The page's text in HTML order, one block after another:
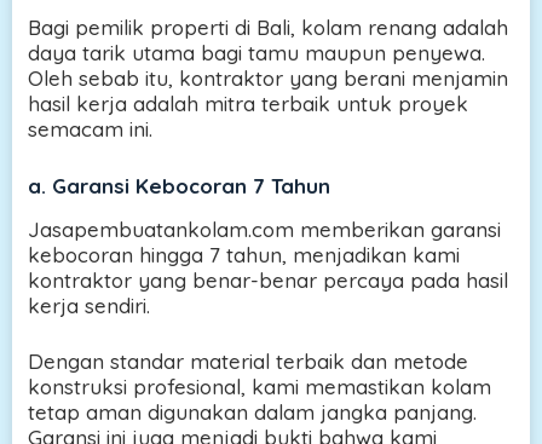
Bagi pemilik properti di Bali, kolam renang adalah
daya tarik utama bagi tamu maupun penyewa.
Oleh sebab itu, kontraktor yang berani menjamin
hasil kerja adalah mitra terbaik untuk proyek
semacam ini.
a. Garansi Kebocoran 7 Tahun
Jasapembuatankolam.com memberikan garansi
kebocoran hingga 7 tahun, menjadikan kami
kontraktor yang benar-benar percaya pada hasil
kerja sendiri.
Dengan standar material terbaik dan metode
konstruksi profesional, kami memastikan kolam
tetap aman digunakan dalam jangka panjang.
Garansi ini juga menjadi bukti bahwa kami